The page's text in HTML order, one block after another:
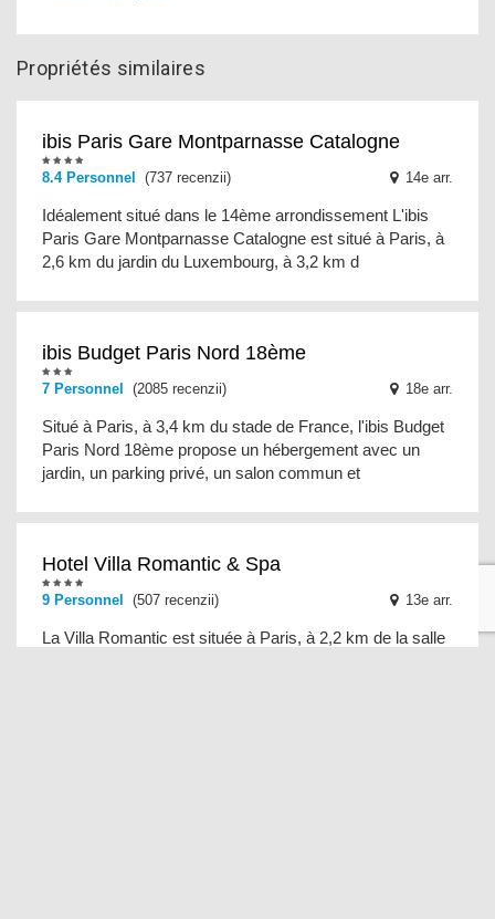
Propriétés similaires
ibis Paris Gare Montparnasse Catalogne
8.4 Personnel (737 recenzii) 14e arr.
Idéalement situé dans le 14ème arrondissement L'ibis
Paris Gare Montparnasse Catalogne est situé à Paris, à
2,6 km du jardin du Luxembourg, à 3,2 km d
ibis Budget Paris Nord 18ème
7 Personnel (2085 recenzii) 18e arr.
Situé à Paris, à 3,4 km du stade de France, l'ibis Budget
Paris Nord 18ème propose un hébergement avec un
jardin, un parking privé, un salon commun et
Hotel Villa Romantic & Spa
9 Personnel (507 recenzii) 13e arr.
La Villa Romantic est située à Paris, à 2,2 km de la salle